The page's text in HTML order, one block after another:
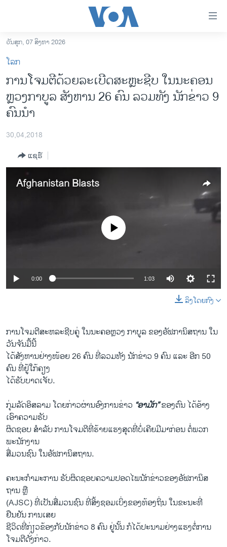
ເຂົ້າ
ຫາ
ຂ້າມ
ຂ້າມ
ໄປ
ຫາ
ຊອກ
ການເລືອກຕັ້ງ ປະທານາທີບໍດີ ສະຫະລັດ 2024
ອິດສະຫຼະພາບດ້ານການຂ່າວ
ພາສາອັງກິດ
ວີດີໂອ
ລາຍການກະຈາຍສຽງ
ລາຍງານ
ຕິດຕາມພວກເຮົາ ທີ່
ພາສາຕ່າງໆ
ວັນສຸກ, 07 ສິງຫາ 2026
ໂລກ
ການໂຈມຕີດ້ວຍລະເບີດສະຫຼະຊີບ ໃນນະຄອນ
ຫຼວງກາບູລ ສັງຫານ 26 ຄົນ ລວມທັງ ນັກຂ່າວ 9
ຄົນນຳ
30,04,2018
ແຊຣ໌
Afghanistan Blasts
No media source currently available
0:00 1:03
ລິງໂດຍກົງ
ການໂຈມຕີສະຫລະຊີບຄູ່ ໃນນະຄອຫຼວງ ກາບູລ ຂອງອັຟການິສຖານ ໃນ
ວັນຈັນມື້ນີ້
ໄດ້ສັງຫານຢ່າງໜ້ອຍ 26 ຄົນ ທີ່ລວມທັງ ນັກຂ່າວ 9 ຄົນ ແລະ ອີກ 50
ຄົນ ທີ່ຢູ້ໃກ້ຄຽງ
ໄດ້ຮັບບາດເຈັບ.
ກຸ່ມລັດອິສລາມ ໂດຍກ່າວຜ່ານອົງການຂ່າວ “ອາມັກ”ຂອງຕົນ ໄດ້ອ້າງ
ເອົາຄວາມຮັບ
ຜິດຊອບ ສຳລັບ ການໂຈມຕີທີ່ຮ້າຍແຮງສຸດທີ່ບໍ່ເຄີຍມີມາກ່ອນ ຕໍ່ພວກ
ພະນັກງານ
ສື່ມວນຊົນ ໃນອັຟການິສຖານ.
ຄະນະກຳມະການ ຮັບຜິດຊອບຄວາມປອດໄພນັກຂ່າວຂອງອັຟການິສ
ຖານ ຫຼື
(AJSC) ທີ່ເປັນສື່ມວນຊົນ ທີ່ສິ້ງຊອມເບິ່ງຂອງທ້ອງຖິ່ນ ໃນຂະນະທີ່
ຢືນຢັນ ການເສຍ
ຊີວິດທີ່ກ່ຽວຂ້ອງກັບນັກຂ່າວ 8 ຄົນ ຢູ່ນັ້ນ ກໍໄດ້ປະນາມຢ່າງແຮງຕໍ່ການ
ໂຈມຕີດັ່ງກ່າວ.